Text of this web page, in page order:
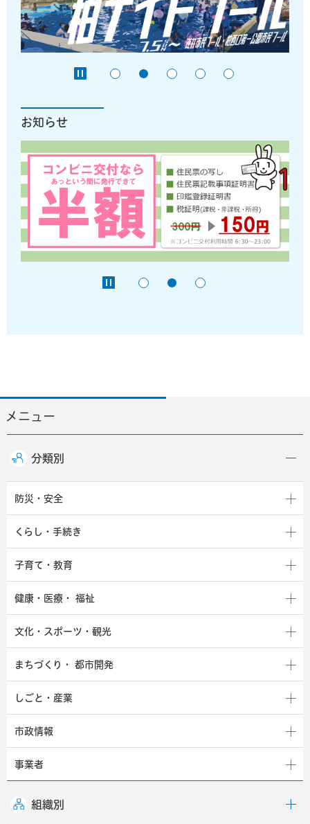
お知らせ
メニュー
分類別
防災・安全
くらし・手続き
子育て・教育
健康・医療・ 福祉
文化・スポーツ・観光
まちづくり・ 都市開発
しごと・産業
市政情報
事業者
組織別